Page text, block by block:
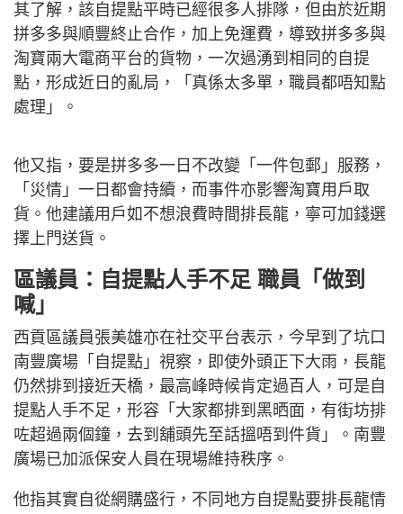
其了解，該自提點平時已經很多人排隊，但由於近期
拼多多與順豐終止合作，加上免運費，導致拼多多與
淘寶兩大電商平台的貨物，一次過湧到相同的自提
點，形成近日的亂局，「真係太多單，職員都唔知點
處理」。
他又指，要是拼多多一日不改變「一件包郵」服務，
「災情」一日都會持續，而事件亦影響淘寶用戶取
貨。他建議用戶如不想浪費時間排長龍，寧可加錢選
擇上門送貨。
區議員：自提點人手不足 職員「做到
喊」
西貢區議員張美雄亦在社交平台表示，今早到了坑口
南豐廣場「自提點」視察，即使外頭正下大雨，長龍
仍然排到接近天橋，最高峰時候肯定過百人，可是自
提點人手不足，形容「大家都排到黑晒面，有街坊排
咗超過兩個鐘，去到舖頭先至話搵唔到件貨」。南豐
廣場已加派保安人員在現場維持秩序。
他指其實自從網購盛行，不同地方自提點要排長龍情